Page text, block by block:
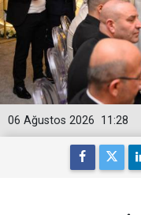
11:28
06 Ağustos 2026